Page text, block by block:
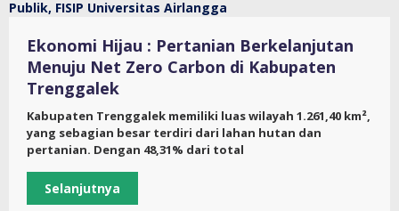
Ekonomi Hijau : Pertanian Berkelanjutan
Menuju Net Zero Carbon di Kabupaten
Trenggalek
Kabupaten Trenggalek memiliki luas wilayah 1.261,40 km²,
yang sebagian besar terdiri dari lahan hutan dan
pertanian. Dengan 48,31% dari total
Selanjutnya